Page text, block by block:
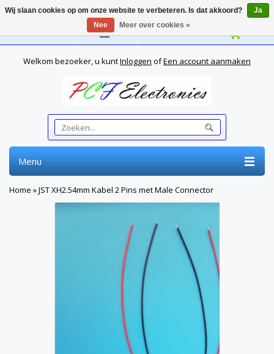
Nederlands
Welkom bezoeker, u kuntInloggen ofEen account aanmaken
Menu
Home »JST XH2.54mm Kabel 2 Pins met Male Connector
Wij slaan cookies op om onze website te verbeteren. Is dat akkoord?
Ja
Nee
Meer over cookies »